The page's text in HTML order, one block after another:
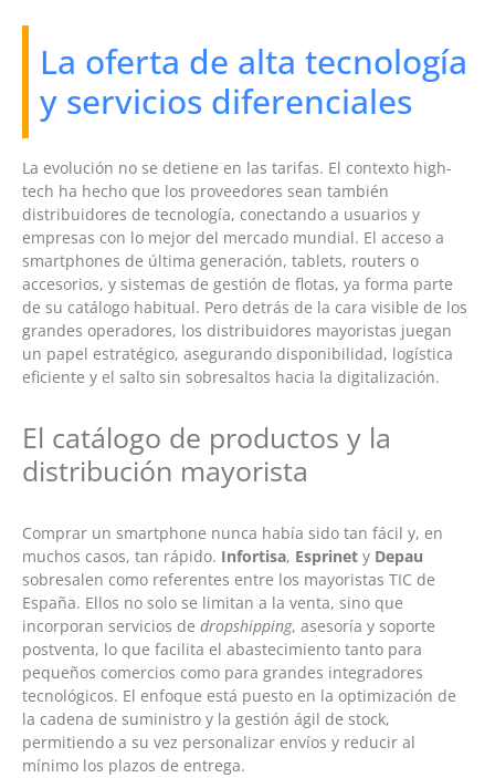
La oferta de alta tecnología
y servicios diferenciales
La evolución no se detiene en las tarifas. El contexto high-
tech ha hecho que los proveedores sean también
distribuidores de tecnología, conectando a usuarios y
empresas con lo mejor del mercado mundial. El acceso a
smartphones de última generación, tablets, routers o
accesorios, y sistemas de gestión de flotas, ya forma parte
de su catálogo habitual. Pero detrás de la cara visible de los
grandes operadores, los distribuidores mayoristas juegan
un papel estratégico, asegurando disponibilidad, logística
eficiente y el salto sin sobresaltos hacia la digitalización.
El catálogo de productos y la
distribución mayorista
Comprar un smartphone nunca había sido tan fácil y, en
muchos casos, tan rápido. Infortisa, Esprinet y Depau
sobresalen como referentes entre los mayoristas TIC de
España. Ellos no solo se limitan a la venta, sino que
incorporan servicios de dropshipping, asesoría y soporte
postventa, lo que facilita el abastecimiento tanto para
pequeños comercios como para grandes integradores
tecnológicos. El enfoque está puesto en la optimización de
la cadena de suministro y la gestión ágil de stock,
permitiendo a su vez personalizar envíos y reducir al
mínimo los plazos de entrega.